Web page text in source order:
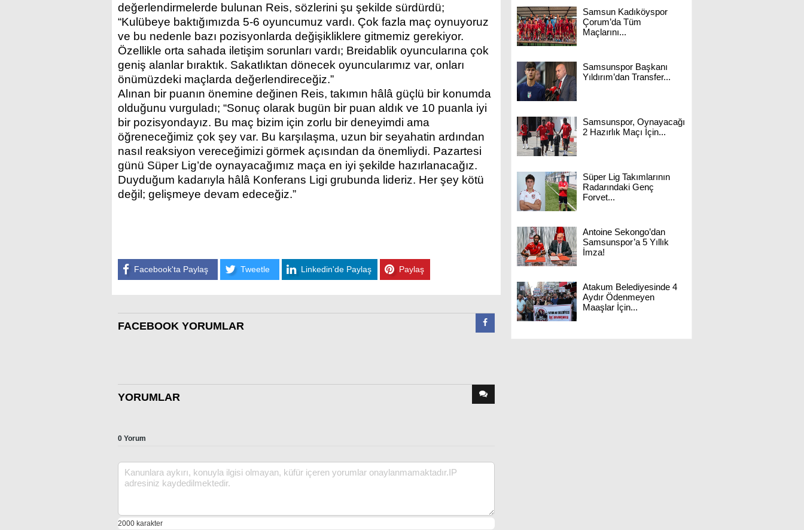
değerlendirmelerde bulunan Reis, sözlerini şu şekilde sürdürdü;
“Kulübeye baktığımızda 5-6 oyuncumuz vardı. Çok fazla maç oynuyoruz
ve bu nedenle bazı pozisyonlarda değişikliklere gitmemiz gerekiyor.
Özellikle orta sahada iletişim sorunları vardı; Breidablik oyuncularına çok
geniş alanlar bıraktık. Sakatlıktan dönecek oyuncularımız var, onları
önümüzdeki maçlarda değerlendireceğiz.”
Alınan bir puanın önemine değinen Reis, takımın hâlâ güçlü bir konumda
olduğunu vurguladı; “Sonuç olarak bugün bir puan aldık ve 10 puanla iyi
bir pozisyondayız. Bu maç bizim için zorlu bir deneyimdi ama
öğreneceğimiz çok şey var. Bu karşılaşma, uzun bir seyahatin ardından
nasıl reaksiyon vereceğimizi görmek açısından da önemliydi. Pazartesi
günü Süper Lig’de oynayacağımız maça en iyi şekilde hazırlanacağız.
Duyduğum kadarıyla hâlâ Konferans Ligi grubunda lideriz. Her şey kötü
değil; gelişmeye devam edeceğiz.”
Facebook'ta Paylaş Tweetle Linkedin'de Paylaş Paylaş
FACEBOOK YORUMLAR
YORUMLAR
0 Yorum
Samsun Kadıköyspor
Çorum’da Tüm
Maçlarını...
Samsunspor Başkanı
Yıldırım’dan Transfer...
Samsunspor, Oynayacağı
2 Hazırlık Maçı İçin...
Süper Lig Takımlarının
Radarındaki Genç
Forvet...
Antoine Sekongo’dan
Samsunspor’a 5 Yıllık
İmza!
Atakum Belediyesinde 4
Aydır Ödenmeyen
Maaşlar İçin...